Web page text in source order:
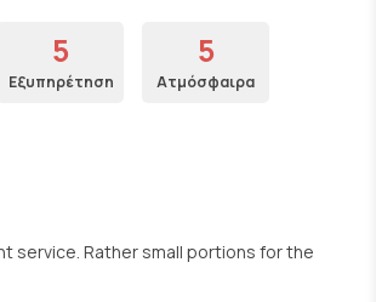
5
Εξυπηρέτηση
5
Ατμόσφαιρα
service. Rather small portions for the